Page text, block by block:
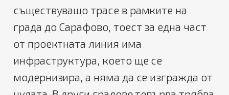
съществуващо трасе в рамките на
града до Сарафово, тоест за една част
от проектната линия има
инфраструктура, което ще се
модернизира, а няма да се изгражда от